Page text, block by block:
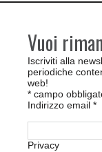
Vuoi
Iscriviti alla
periodiche
web!
* campo
Indirizzo email *
Privacy